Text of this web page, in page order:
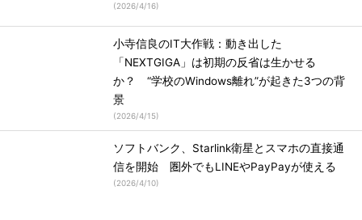
(2026/4/16)
小寺信良のIT大作戦：動き出した
「NEXTGIGA」は初期の反省は生かせる
か？ “学校のWindows離れ”が起きた3つの背
景
(2026/4/15)
ソフトバンク、Starlink衛星とスマホの直接通
信を開始 圏外でもLINEやPayPayが使える
(2026/4/10)